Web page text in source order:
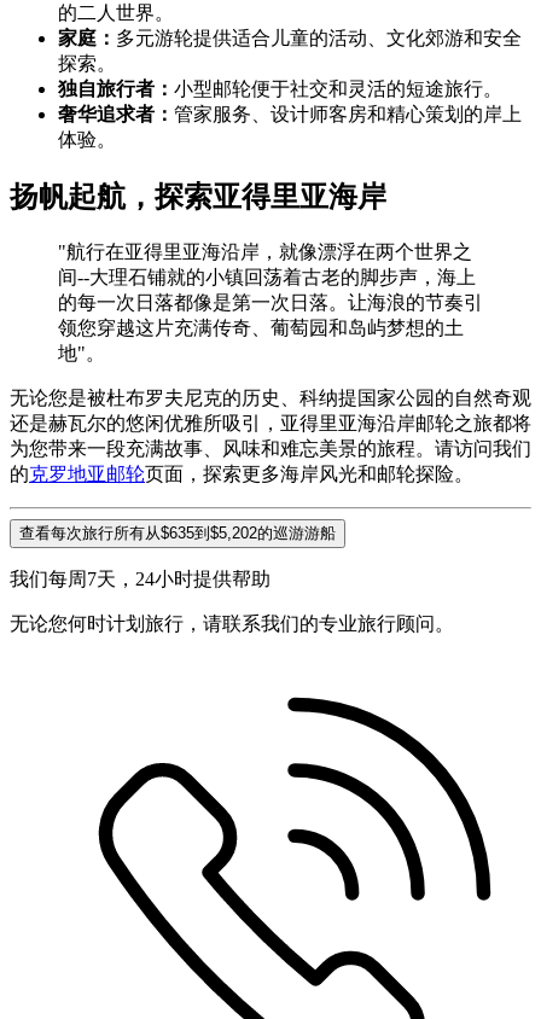
的二人世界。
家庭： 多元游轮提供适合儿童的活动、文化郊游和安全
探索。
独自旅行者： 小型邮轮便于社交和灵活的短途旅行。
奢华追求者： 管家服务、设计师客房和精心策划的岸上
体验。
扬帆起航，探索亚得里亚海岸
"航行在亚得里亚海沿岸，就像漂浮在两个世界之
间--大理石铺就的小镇回荡着古老的脚步声，海上
的每一次日落都像是第一次日落。让海浪的节奏引
领您穿越这片充满传奇、葡萄园和岛屿梦想的土
地"。
无论您是被杜布罗夫尼克的历史、科纳提国家公园的自然奇观
还是赫瓦尔的悠闲优雅所吸引，亚得里亚海沿岸邮轮之旅都将
为您带来一段充满故事、风味和难忘美景的旅程。请访问我们
的克罗地亚邮轮页面，探索更多海岸风光和邮轮探险。
查看每次旅行所有从$635到$5,202的巡游游船
我们每周7天，24小时提供帮助
无论您何时计划旅行，请联系我们的专业旅行顾问。